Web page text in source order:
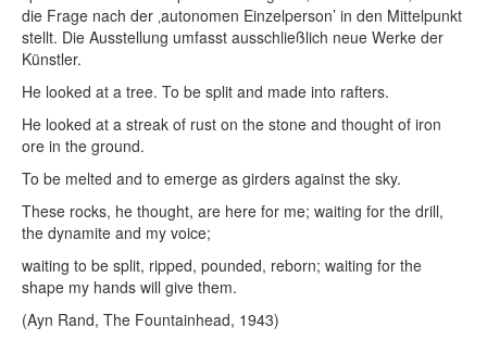
die Frage nach der ‚autonomen Einzelperson’ in den Mittelpunkt
stellt. Die Ausstellung umfasst ausschließlich neue Werke der
Künstler.
He looked at a tree. To be split and made into rafters.
He looked at a streak of rust on the stone and thought of iron
ore in the ground.
To be melted and to emerge as girders against the sky.
These rocks, he thought, are here for me; waiting for the drill,
the dynamite and my voice;
waiting to be split, ripped, pounded, reborn; waiting for the
shape my hands will give them.
(Ayn Rand, The Fountainhead, 1943)